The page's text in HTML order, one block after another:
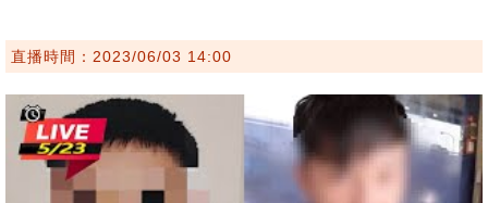
直播時間：2023/06/03 14:00